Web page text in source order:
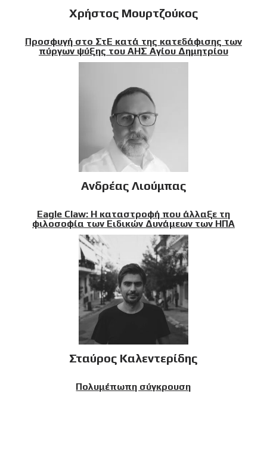
Χρήστος Μουρτζούκος
Προσφυγή στο ΣτΕ κατά της κατεδάφισης των
πύργων ψύξης του ΑΗΣ Αγίου Δημητρίου
Ανδρέας Λιούμπας
Eagle Claw: Η καταστροφή που άλλαξε τη
φιλοσοφία των Ειδικών Δυνάμεων των ΗΠΑ
Σταύρος Καλεντερίδης
Πολυμέπωπη σύγκρουση